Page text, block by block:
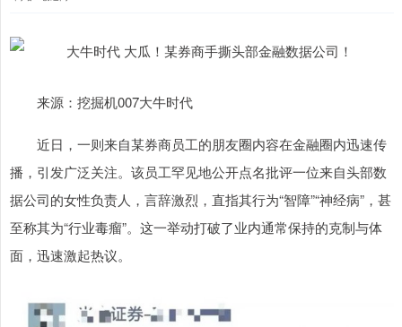
来源：挖掘机007大牛时代
近日，一则来自某券商员工的朋友圈内容在金融圈内迅速传
播，引发广泛关注。该员工罕见地公开点名批评一位来自头部数
据公司的女性负责人，言辞激烈，直指其行为“智障”“神经病”，甚
至称其为“行业毒瘤”。这一举动打破了业内通常保持的克制与体
面，迅速激起热议。